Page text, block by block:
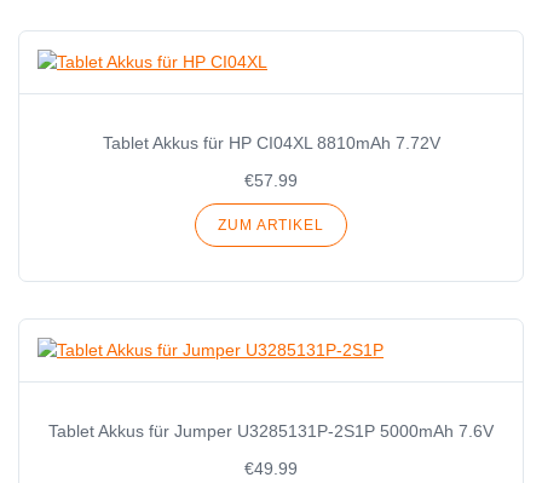
Tablet Akkus für HP CI04XL 8810mAh 7.72V
€57.99
ZUM ARTIKEL
Tablet Akkus für Jumper U3285131P-2S1P 5000mAh 7.6V
€49.99